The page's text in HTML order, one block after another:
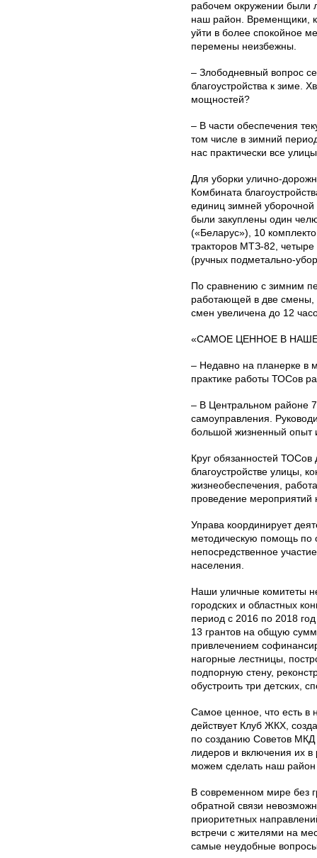
рабочем окружении были
наш район. Временщики,
уйти в более спокойное
перемены неизбежны.
– Злободневный вопрос
благоустройства к зиме.
мощностей?
– В части обеспечения
том числе в зимний
нас практически все
Для уборки улично-
Комбината
единиц зимней уборочной
были закуплены один
(«Беларус»), 10
тракторов МТЗ-82,
(ручных подметально-
По сравнению с зимним
работающей в две смены,
смен увеличена до 12
«САМОЕ ЦЕННОЕ В
– Недавно на планерке в
практике работы ТОСов
– В Центральном районе
самоуправления.
большой жизненный опыт
Круг обязанностей ТОСов
благоустройстве улицы,
жизнеобеспечения,
проведение мероприятий
Управа координирует
методическую помощь по
непосредственное
населения.
Наши уличные комитеты
городских и областных
период с 2016 по 2018
13 грантов на общую
привлечением
нагорные лестницы,
подпорную стену,
обустроить три детских,
Самое ценное, что есть
действует Клуб ЖКХ,
по созданию Советов
лидеров и включения их в
можем сделать наш
В современном мире без
обратной связи
приоритетных
встречи с жителями на
самые неудобные